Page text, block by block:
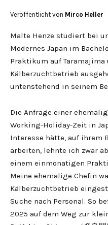
Veröffentlicht von Mirco Heller
Malte Henze studiert bei
Modernes Japan im
Praktikum auf Taramajima
Kälberzuchtbetrieb
untenstehend in seinem
Die Anfrage einer
Working-Holiday-Zeit in
Interesse hätte, auf ihrem
arbeiten, lehnte ich zwar
einem einmonatigen
Meine ehemalige Chefin
Kälberzuchtbetrieb
Suche nach Personal. So
2025 auf dem Weg zur